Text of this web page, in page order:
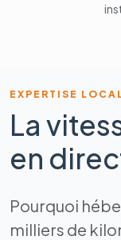
EXPERTISE
La
en
Pourquoi
milliers de